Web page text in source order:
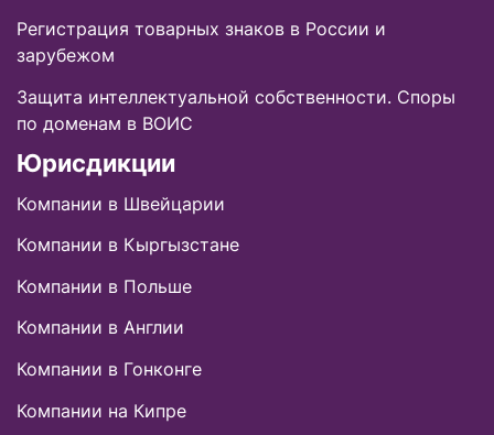
Регистрация товарных знаков в России и
зарубежом
Защита интеллектуальной собственности. Споры
по доменам в ВОИС
Юрисдикции
Компании в Швейцарии
Компании в Кыргызстане
Компании в Польше
Компании в Англии
Компании в Гонконге
Компании на Кипре